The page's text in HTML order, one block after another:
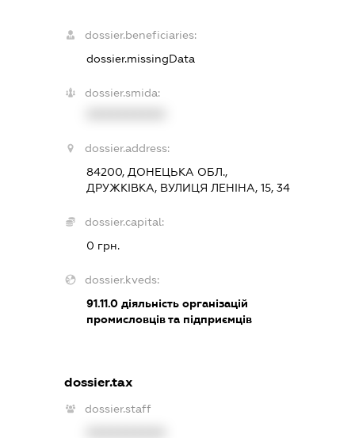
dossier.beneficiaries:
dossier.missingData
dossier.smida:
dossier.address:
84200, ДОНЕЦЬКА ОБЛ.,
ДРУЖКІВКА, ВУЛИЦЯ ЛЕНІНА, 15, 34
dossier.capital:
0 грн.
dossier.kveds:
91.11.0діяльність організацій
промисловців та підприємців
dossier.tax
dossier.staff